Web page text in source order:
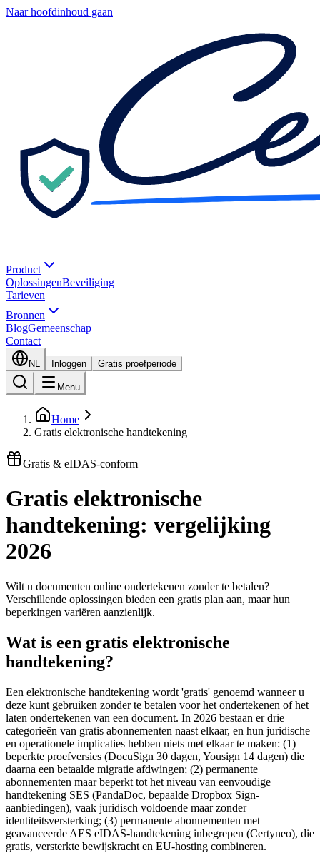
Naar hoofdinhoud gaan
Product
OplossingenBeveiliging
Tarieven
Bronnen
BlogGemeenschap
Contact
NL Inloggen Gratis proefperiode
Menu
Home
Gratis elektronische handtekening
Gratis & eIDAS-conform
Gratis elektronische
handtekening: vergelijking
2026
Wilt u documenten online ondertekenen zonder te betalen?
Verschillende oplossingen bieden een gratis plan aan, maar hun
beperkingen variëren aanzienlijk.
Wat is een gratis elektronische
handtekening?
Een elektronische handtekening wordt 'gratis' genoemd wanneer u
deze kunt gebruiken zonder te betalen voor het ondertekenen of het
laten ondertekenen van een document. In 2026 bestaan er drie
categorieën van gratis abonnementen naast elkaar, en hun juridische
en operationele implicaties hebben niets met elkaar te maken: (1)
beperkte proefversies (DocuSign 30 dagen, Yousign 14 dagen) die
daarna een betaalde migratie afdwingen; (2) permanente
abonnementen maar beperkt tot het niveau van eenvoudige
handtekening SES (PandaDoc, bepaalde Dropbox Sign-
aanbiedingen), vaak juridisch voldoende maar zonder
identiteitsversterking; (3) permanente abonnementen met
geavanceerde AES eIDAS-handtekening inbegrepen (Certyneo), die
gratis, versterkte bewijskracht en EU-hosting combineren.